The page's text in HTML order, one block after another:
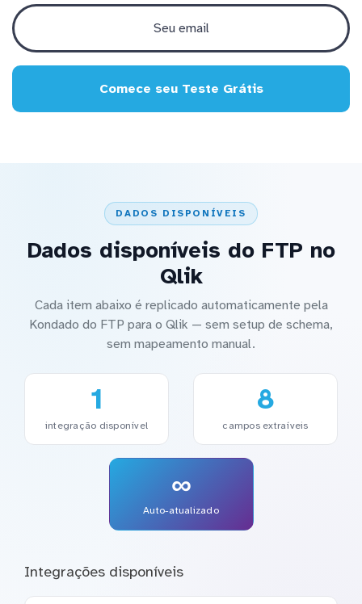
Comece seu Teste Grátis
DADOS DISPONÍVEIS
Dados disponíveis do FTP no
Qlik
Cada item abaixo é replicado automaticamente pela
Kondado do FTP para o Qlik — sem setup de schema,
sem mapeamento manual.
1
integração disponível
8
campos extraíveis
∞
Auto-atualizado
Integrações disponíveis